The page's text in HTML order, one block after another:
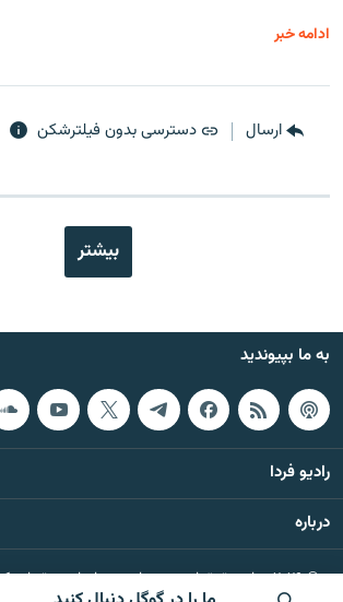
ادامه خبر
ارسال دسترسی بدون فیلترشکن
بیشتر
به ما بپیوندید
رادیو فردا
درباره
© ۲۰۲۶ تمام حقوق این وب‌سایت، بر اساس مقررات